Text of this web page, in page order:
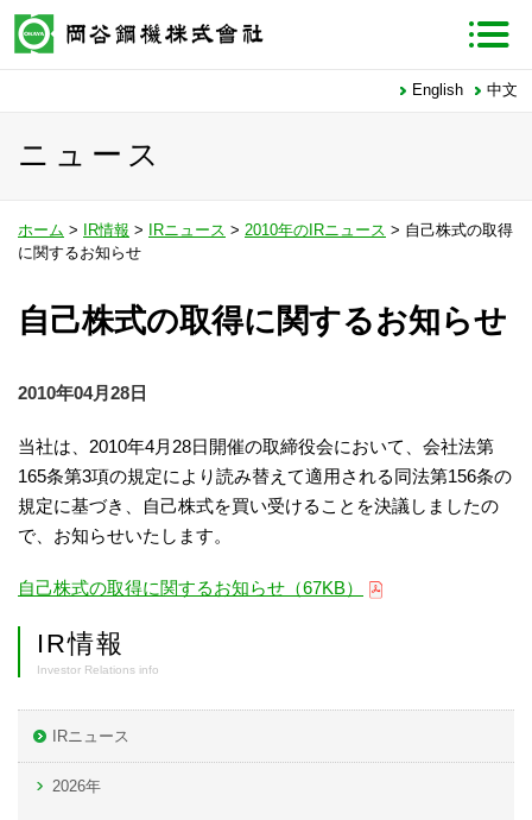
English 中文
ニュース
ホーム > IR情報 > IRニュース > 2010年のIRニュース > 自己株式の取得
に関するお知らせ
自己株式の取得に関するお知らせ
2010年04月28日
当社は、2010年4月28日開催の取締役会において、会社法第
165条第3項の規定により読み替えて適用される同法第156条の
規定に基づき、自己株式を買い受けることを決議しましたの
で、お知らせいたします。
自己株式の取得に関するお知らせ（67KB）
IR情報
Investor Relations info
IRニュース
2026年